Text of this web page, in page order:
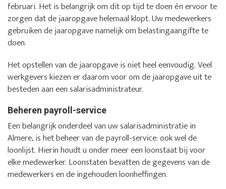
februari. Het is belangrijk om dit op tijd te doen én ervoor te
zorgen dat de jaaropgave helemaal klopt. Uw medewerkers
gebruiken de jaaropgave namelijk om belastingaangifte te
doen.
Het opstellen van de jaaropgave is niet heel eenvoudig. Veel
werkgevers kiezen er daarom voor om de jaaropgave uit te
besteden aan een salarisadministrateur.
Beheren payroll-service
Een belangrijk onderdeel van uw salarisadministratie in
Almere, is het beheer van de payroll-service: ook wel de
loonlijst. Hierin houdt u onder meer een loonstaat bij voor
elke medewerker. Loonstaten bevatten de gegevens van de
medewerkers en de ingehouden loonheffingen.